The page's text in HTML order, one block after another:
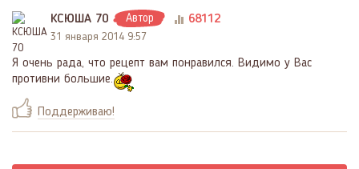
КСЮША 70 Автор 68112
31 января 2014 9:57
Я очень рада, что рецепт вам понравился. Видимо у Вас
противни большие.
Поддерживаю!